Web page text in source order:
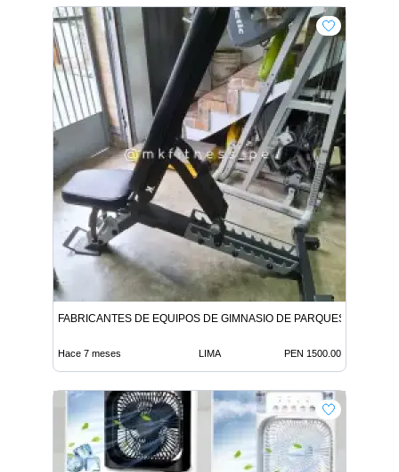
FABRICANTES DE EQUIPOS DE GIMNASIO DE PARQUES
Hace 7 meses LIMA PEN 1500.00